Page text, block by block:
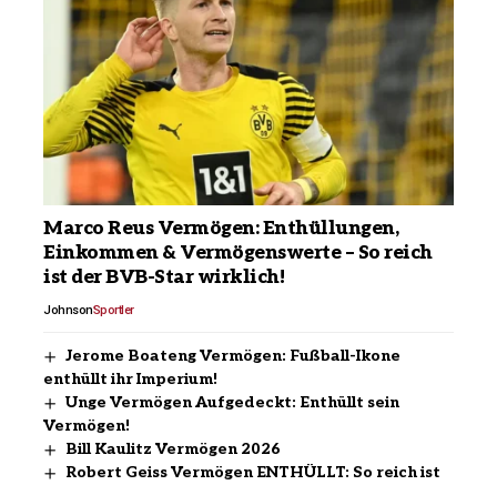
Marco Reus Vermögen: Enthüllungen,
Einkommen & Vermögenswerte – So reich
ist der BVB-Star wirklich!
JohnsonSportler
Jerome Boateng Vermögen: Fußball-Ikone
enthüllt ihr Imperium!
Unge Vermögen Aufgedeckt: Enthüllt sein
Vermögen!
Bill Kaulitz Vermögen 2026
Robert Geiss Vermögen ENTHÜLLT: So reich ist